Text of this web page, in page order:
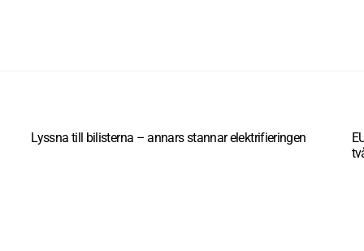
Lyssna till bilisterna – annars stannar elektrifieringen